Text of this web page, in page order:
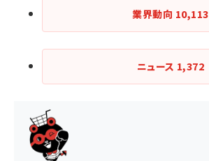
業界動向 10,113
ニュース 1,372